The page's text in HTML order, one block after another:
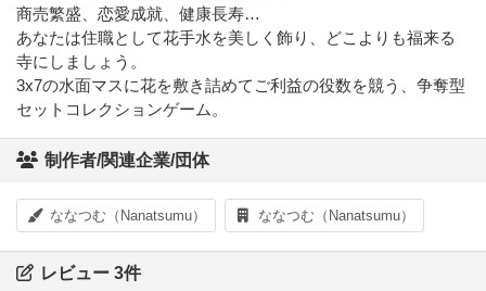
商売繁盛、恋愛成就、健康長寿…
あなたは住職として花手水を美しく飾り、どこよりも福来る
寺にしましょう。
3x7の水面マスに花を敷き詰めてご利益の役数を競う、争奪型
セットコレクションゲーム。
制作者/関連企業/団体
ななつむ（Nanatsumu） ななつむ（Nanatsumu）
レビュー 3件